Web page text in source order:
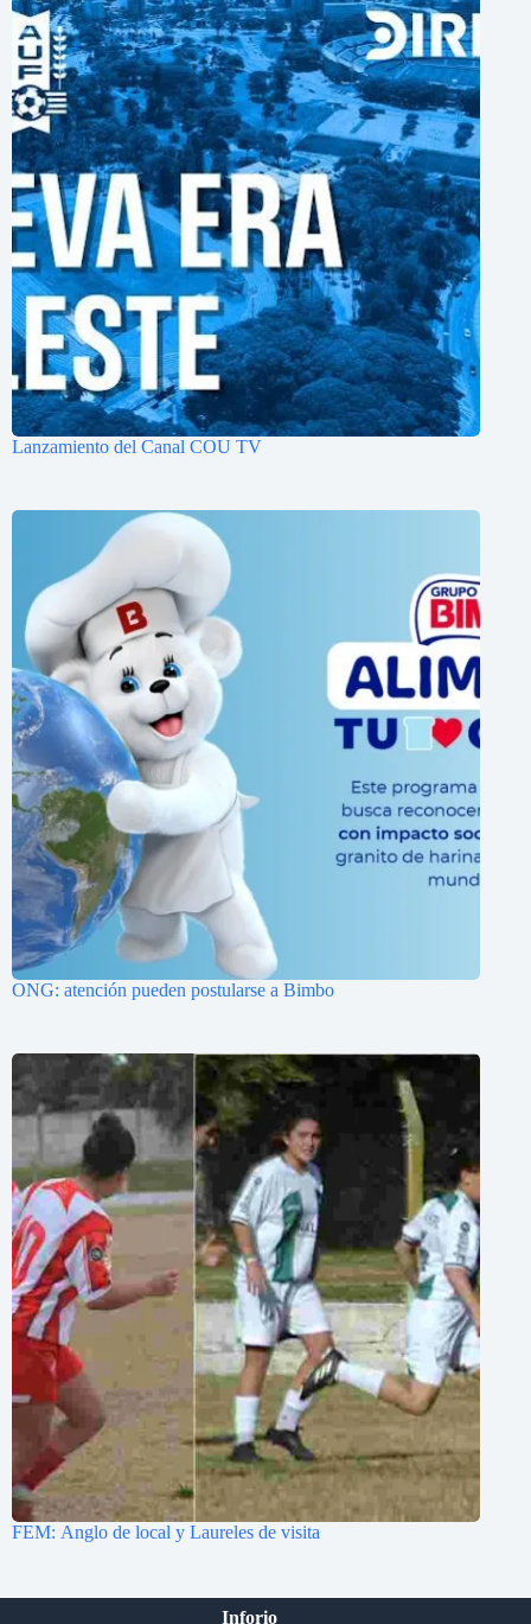
Lanzamiento del Canal COU TV
ONG: atención pueden postularse a Bimbo
FEM: Anglo de local y Laureles de visita
Inforio